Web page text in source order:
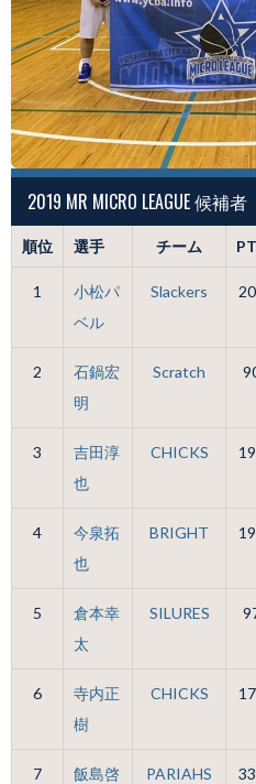
2019 MR MICRO LEAGUE 候補
順位 選手 チーム
1
小松パ
ベル
Slackers
2
石鍋宏
明
Scratch
3
吉田淳
也
CHICKS
4
今泉拓
也
BRIGHT
5
倉本幸
太
SILURES
6
寺内正
樹
CHICKS
7
飯島啓
PARIAHS